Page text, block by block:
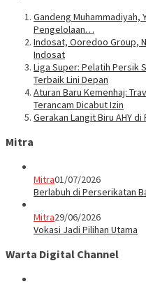
Gandeng Muhammadiyah,
Pengelolaan…
Indosat, Ooredoo Group,
Indosat
Liga Super: Pelatih Persik
Terbaik Lini Depan
Aturan Baru Kemenhaj:
Terancam Dicabut Izin
Gerakan Langit Biru AHY
Mitra
Mitra01/07/2026
Berlabuh di Perserikatan
Mitra29/06/2026
Vokasi Jadi Pilihan Utama
Warta Digital Channel